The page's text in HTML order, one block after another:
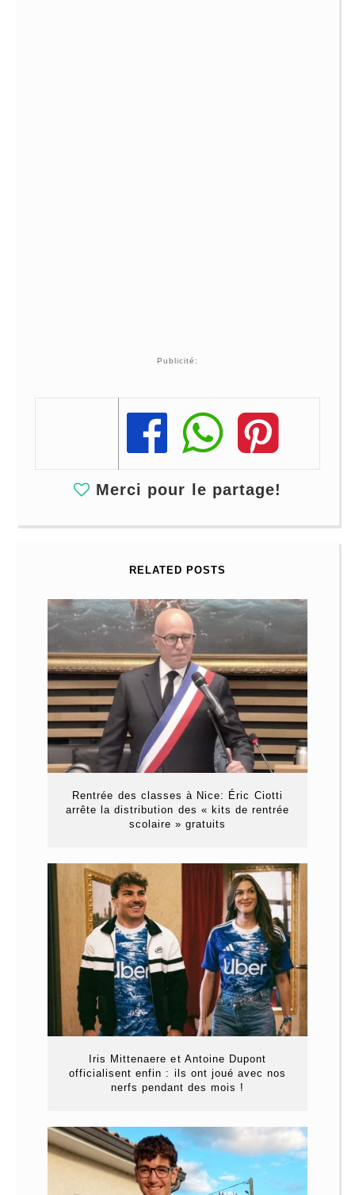
Publicité:
Share
Share
Share
Merci pour le partage!
RELATED POSTS
Rentrée des classes à Nice: Éric Ciotti
arrête la distribution des « kits de rentrée
scolaire » gratuits
Iris Mittenaere et Antoine Dupont
officialisent enfin : ils ont joué avec nos
nerfs pendant des mois !